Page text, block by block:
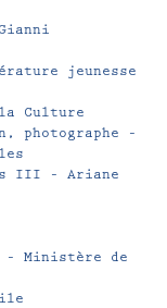
jeunesse
Culture
photographe –
III – Ariane
– Ministère de